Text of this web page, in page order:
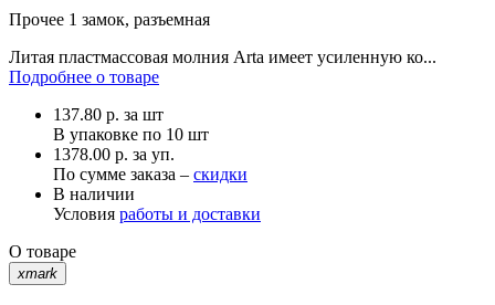
Прочее 1 замок, разъемная
Литая пластмассовая молния Arta имеет усиленную ко...
Подробнее о товаре
137.80 р. за шт
В упаковке по 10 шт
1378.00 р. за уп.
По сумме заказа – скидки
В наличии
Условия работы и доставки
О товаре
xmark